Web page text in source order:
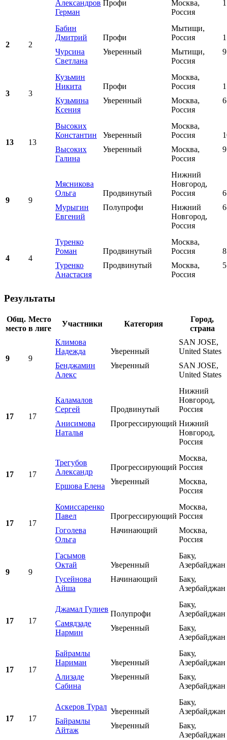
Александров
Герман
Профи
Москва,
Россия
1
2 2
Бабин
Дмитрий
Чурсина
Светлана
Профи
Уверенный
Мытищи,
Россия
Мытищи,
Россия
1
9
3 3
Кузьмин
Никита
Кузьмина
Ксения
Профи
Уверенный
Москва,
Россия
Москва,
Россия
1
6
13 13
Высоких
Константин
Высоких
Галина
Уверенный
Уверенный
Москва,
Россия
Москва,
Россия
9
9 9
Мясникова
Ольга
Мурыгин
Евгений
Продвинутый
Полупрофи
Нижний
Новгород,
Россия
Нижний
Новгород,
Россия
6
6
4 4
Туренко
Роман
Туренко
Анастасия
Продвинутый
Продвинутый
Москва,
Россия
Москва,
Россия
8
5
Результаты
Общ.
место
Место
в лиге
Участники Категория
Город,
страна
9 9
Климова
Надежда
Бенджамин
Алекс
Уверенный
Уверенный
SAN JOSE,
United States
SAN JOSE,
United States
17 17
Каламалов
Сергей
Анисимова
Наталья
Продвинутый
Прогрессирующий
Нижний
Новгород,
Россия
Нижний
Новгород,
Россия
17 17
Трегубов
Александр
Ершова Елена
Прогрессирующий
Уверенный
Москва,
Россия
Москва,
Россия
17 17
Комиссаренко
Павел
Гоголева
Ольга
Прогрессирующий
Начинающий
Москва,
Россия
Москва,
Россия
9 9
Гасымов
Октай
Гусейнова
Айша
Уверенный
Начинающий
Баку,
Азербайджан
Баку,
Азербайджан
17 17
Джамал Гулиев
Самядзаде
Нармин
Полупрофи
Уверенный
Баку,
Азербайджан
Баку,
Азербайджан
17 17
Байрамлы
Нариман
Ализаде
Сабина
Уверенный
Уверенный
Баку,
Азербайджан
Баку,
Азербайджан
17 17
Аскеров Турал
Байрамлы
Айтаж
Уверенный
Уверенный
Баку,
Азербайджан
Баку,
Азербайджан